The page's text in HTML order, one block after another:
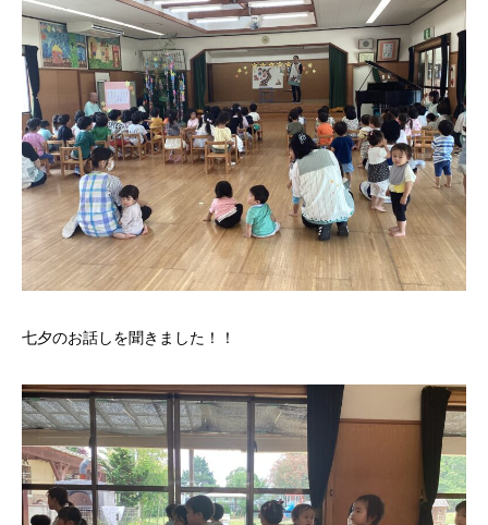
七夕のお話しを聞きました！！